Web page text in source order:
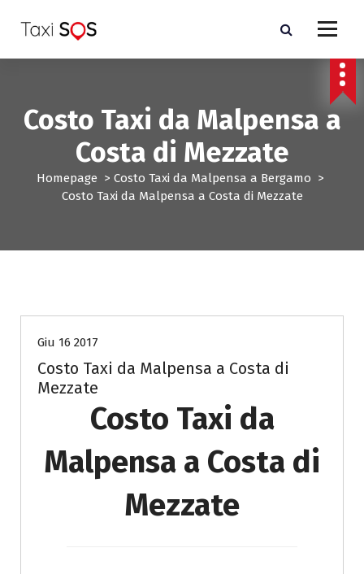
a
Costo Taxi da Malpensa a
Costa di Mezzate
Homepage > Costo Taxi da Malpensa a Bergamo >
Costo Taxi da Malpensa a Costa di Mezzate
Giu 16 2017
Costo Taxi da Malpensa a Costa di
Mezzate
Costo Taxi da
Malpensa a Costa di
Mezzate